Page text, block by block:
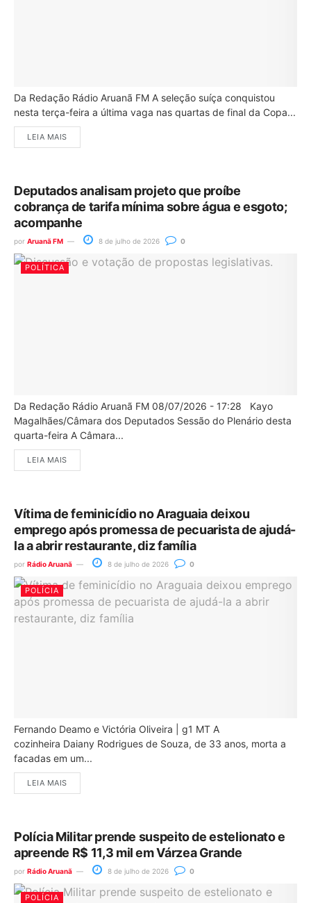
Da Redação Rádio Aruanã FM A seleção suíça conquistou
nesta terça-feira a última vaga nas quartas de final da Copa...
LEIA MAIS
Deputados analisam projeto que proíbe
cobrança de tarifa mínima sobre água e esgoto;
acompanhe
por Aruanã FM 8 de julho de 2026 0
POLÍTICA
Da Redação Rádio Aruanã FM 08/07/2026 - 17:28 Kayo
Magalhães/Câmara dos Deputados Sessão do Plenário desta
quarta-feira A Câmara...
LEIA MAIS
Vítima de feminicídio no Araguaia deixou
emprego após promessa de pecuarista de ajudá-
la a abrir restaurante, diz família
por Rádio Aruanã 8 de julho de 2026 0
POLÍCIA
Fernando Deamo e Victória Oliveira | g1 MT A
cozinheira Daiany Rodrigues de Souza, de 33 anos, morta a
facadas em um...
LEIA MAIS
Polícia Militar prende suspeito de estelionato e
apreende R$ 11,3 mil em Várzea Grande
por Rádio Aruanã 8 de julho de 2026 0
POLÍCIA